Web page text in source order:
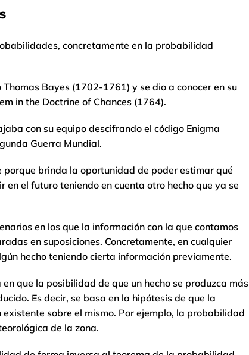
concretamente en la probabilidad
Bayes (1702-1761) y se dio a conocer en su
in the Doctrine of Chances (1764).
con su equipo descifrando el código Enigma
Guerra Mundial.
brinda la oportunidad de poder estimar qué
el futuro teniendo en cuenta otro hecho que ya se
en los que la información con la que contamos
en suposiciones. Concretamente, en cualquier
hecho teniendo cierta información previamente.
que la posibilidad de que un hecho se produzca más
Es decir, se basa en la hipótesis de que la
sobre el mismo. Por ejemplo, la probabilidad
de la zona.